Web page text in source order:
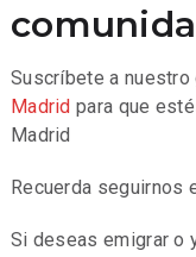
Suscríbete a
Madrid para que
Madrid
Recuerda seguirnos
Si deseas emigrar o